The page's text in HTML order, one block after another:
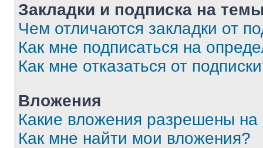
Закладки и подписка на
Чем отличаются закладки от
Как мне подписаться на
Как мне отказаться от
Вложения
Какие вложения разрешены
Как мне найти мои вложения?